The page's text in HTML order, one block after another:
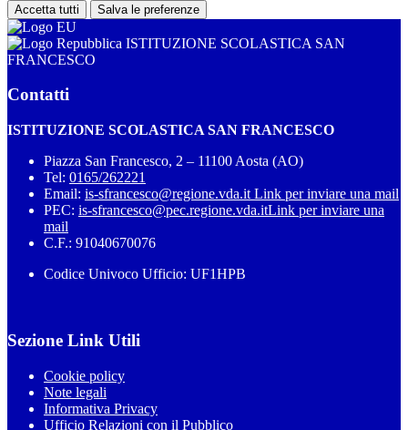
Accetta tutti Salva le preferenze
ISTITUZIONE SCOLASTICA SAN
FRANCESCO
Contatti
ISTITUZIONE SCOLASTICA SAN FRANCESCO
Piazza San Francesco, 2 – 11100 Aosta (AO)
Tel: 0165/262221
Email: is-sfrancesco@regione.vda.it Link per inviare una mail
PEC: is-sfrancesco@pec.regione.vda.itLink per inviare una
mail
C.F.: 91040670076
Codice Univoco Ufficio: UF1HPB
Sezione Link Utili
Cookie policy
Note legali
Informativa Privacy
Ufficio Relazioni con il Pubblico